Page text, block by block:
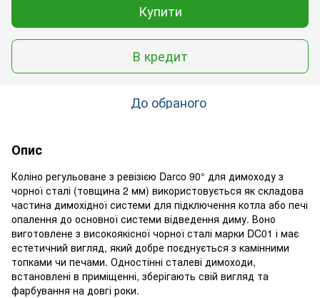
Купити
В кредит
До обраного
Опис
Коліно регульоване з ревізією Darco 90° для димоходу з
чорної сталі (товщина 2 мм) використовується як складова
частина димохідної системи для підключення котла або печі
опалення до основної системи відведення диму. Воно
виготовлене з високоякісної чорної сталі марки DC01 і має
естетичний вигляд, який добре поєднується з камінними
топками чи печами. Одностінні сталеві димоходи,
встановлені в приміщенні, зберігають свій вигляд та
фарбування на довгі роки.